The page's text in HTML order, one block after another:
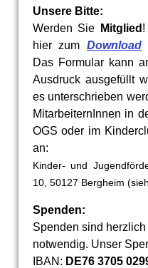
Unsere Bitte:
Werden Sie
Mitglied
hier zumDownload
Das Formular kann
Ausdruck ausgefüllt
es unterschrieben
MitarbeiternInnen in
OGS oder im
an:
Kinder- und
10, 50127 Bergheim
Spenden:
Spenden sind
notwendig. Unser
IBAN: DE76 3705